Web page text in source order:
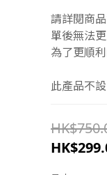
請詳閱商
單後無法
為了更順
此產品不